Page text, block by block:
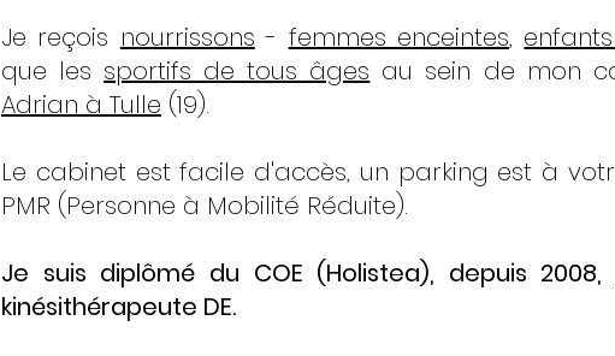
Je reçois nourrissons - femmes enceintes,
que les sportifs de tous âges au sein de mon
Adrian à Tulle (19).
Le cabinet est facile d'accès, un parking est à
PMR (Personne à Mobilité Réduite).
Je suis diplômé du COE (Holistea), depuis
kinésithérapeute DE.